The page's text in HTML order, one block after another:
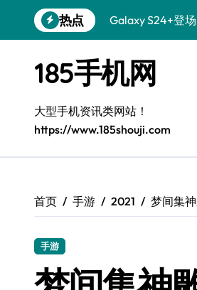
到
热点
Galaxy S24+登
Galaxy A56 5G
三星Galaxy S26
Galaxy S25个性
Galaxy C55 5G
Galaxy Z Flip6
S25 Ultra颜值封
185手机网
大型手机资讯类网站！
https://www.185shouji.com
首页 手游 2021 梦间集
手游